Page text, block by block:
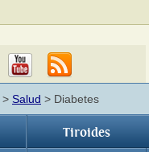
> Salud > Diabetes
Tiroides